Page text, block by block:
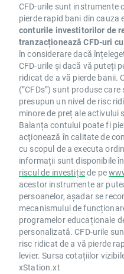
CFD-urile sunt instrumente
pierde rapid bani din cauza
conturile investitorilor de
tranzacționează CFD-uri
în considerare dacă
CFD-urile și dacă vă puteți
ridicat de a vă pierde banii.
(”CFDs”) sunt produse
presupun un nivel de risc
minore de preț ale
Balanța contului poate fi
acţionează în calitate de
cu scopul de a executa
informații sunt disponibile
riscul de investițiede pe
acestor instrumente ar
persoanelor, așadar se
mecanismului de
programelor educaționale
personalizată. CFD-urile
risc ridicat de a vă pierde
levier. Sursa cotațiilor
xStation.xt